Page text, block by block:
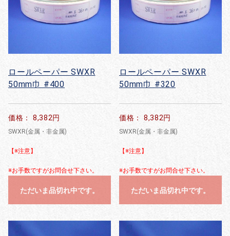
ロールペーパー SWXR
50mm巾 #400
価格： 8,382円
SWXR(金属・非金属)
【※注意】
※お手数ですがお問合せ下さい。
ただいま品切れ中です。
ロールペーパー SWXR
50mm巾 #320
価格： 8,382円
SWXR(金属・非金属)
【※注意】
※お手数ですがお問合せ下さい。
ただいま品切れ中です。